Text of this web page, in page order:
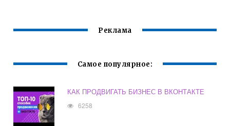
Реклама
Самое популярное:
КАК ПРОДВИГАТЬ БИЗНЕС В ВКОНТАКТЕ
6258